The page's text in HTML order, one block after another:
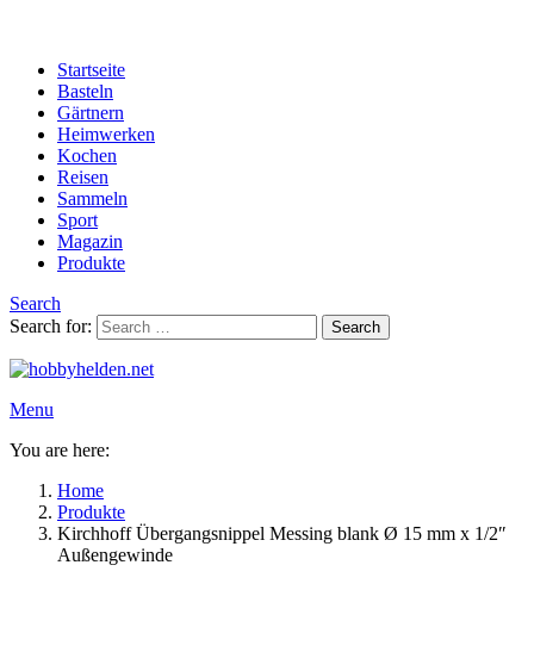
Startseite
Basteln
Gärtnern
Heimwerken
Kochen
Reisen
Sammeln
Sport
Magazin
Produkte
Search
Search for:
Search
Menu
You are here:
Home
Produkte
Kirchhoff Übergangsnippel Messing blank Ø 15 mm x 1/2″
Außengewinde